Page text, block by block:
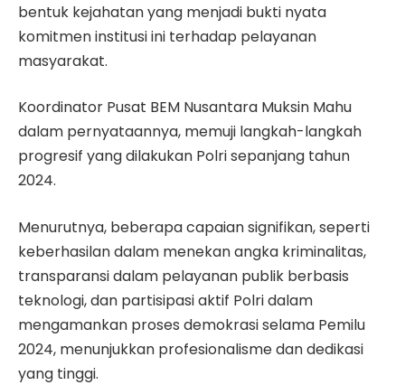
bentuk kejahatan yang menjadi bukti nyata
komitmen institusi ini terhadap pelayanan
masyarakat.
Koordinator Pusat BEM Nusantara Muksin Mahu
dalam pernyataannya, memuji langkah-langkah
progresif yang dilakukan Polri sepanjang tahun
2024.
Menurutnya, beberapa capaian signifikan, seperti
keberhasilan dalam menekan angka kriminalitas,
transparansi dalam pelayanan publik berbasis
teknologi, dan partisipasi aktif Polri dalam
mengamankan proses demokrasi selama Pemilu
2024, menunjukkan profesionalisme dan dedikasi
yang tinggi.